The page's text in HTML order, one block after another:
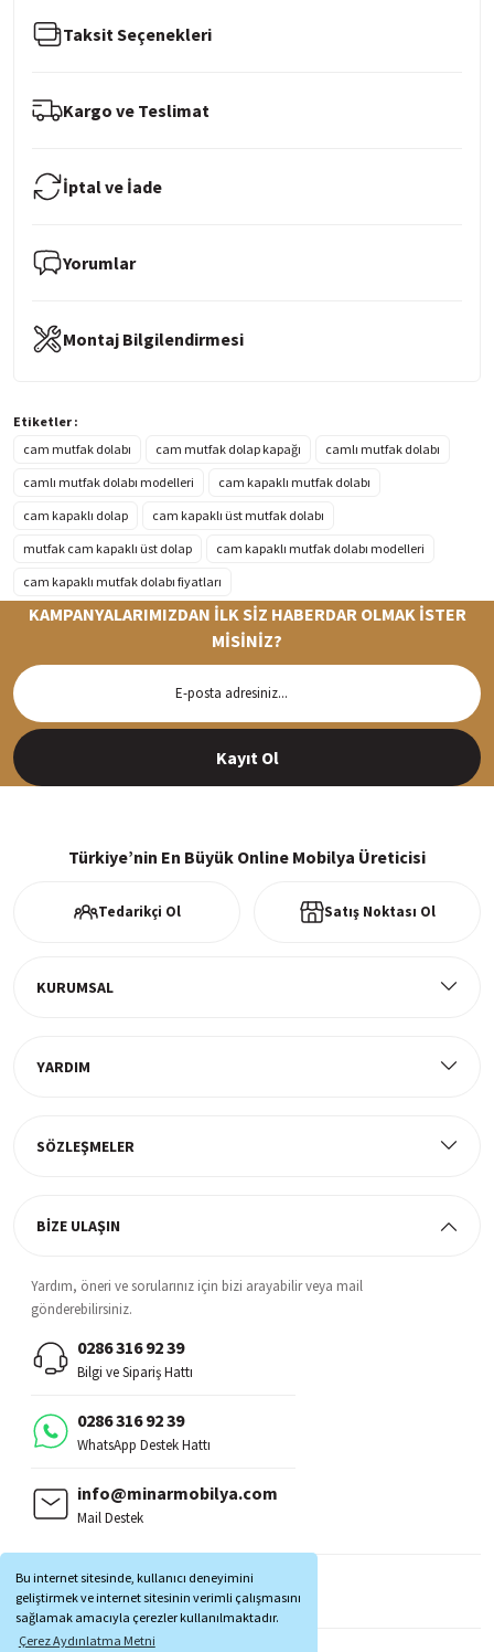
Bu internet sitesinde, kullanıcı deneyimini
geliştirmek ve internet sitesinin verimli çalışmasını
sağlamak amacıyla çerezler kullanılmaktadır.
Çerez Aydınlatma Metni
Taksit Seçenekleri
Kargo ve Teslimat
İptal ve İade
Yorumlar
Montaj Bilgilendirmesi
Etiketler :
cam mutfak dolabı
cam mutfak dolap kapağı
camlı mutfak dolabı
camlı mutfak dolabı modelleri
cam kapaklı mutfak dolabı
cam kapaklı dolap
cam kapaklı üst mutfak dolabı
mutfak cam kapaklı üst dolap
cam kapaklı mutfak dolabı modelleri
cam kapaklı mutfak dolabı fiyatları
Siparişleriniz en kısa sürede hazırlanarak kargoya verilir
KAMPANYALARIMIZDAN İLK SİZ HABERDAR OLMAK İSTER
MİSİNİZ?
Kayıt Ol
Türkiye’nin En Büyük Online Mobilya Üreticisi
Tedarikçi Ol Satış Noktası Ol
KURUMSAL
YARDIM
SÖZLEŞMELER
BİZE ULAŞIN
Yardım, öneri ve sorularınız için bizi arayabilir veya mail
gönderebilirsiniz.
0286 316 92 39
Bilgi ve Sipariş Hattı
0286 316 92 39
WhatsApp Destek Hattı
info@minarmobilya.com
Mail Destek
MOBİL UYGULAMALAR: